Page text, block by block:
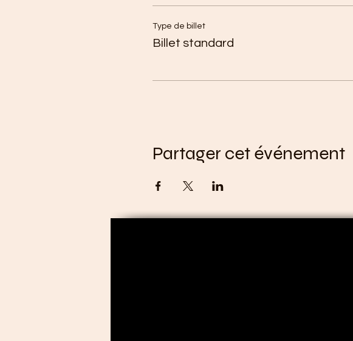
Type de billet
Billet standard
Partager cet événement